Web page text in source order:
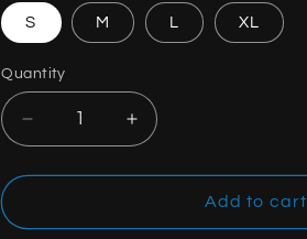
S M L XL
Quantity
Quantity
Decrease
quantity
for
SHORTS
Increase
quantity
for
RHUDE
SHORTS
Add to cart